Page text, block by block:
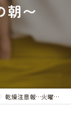
朝〜
乾燥注意報…火曜の朝〜